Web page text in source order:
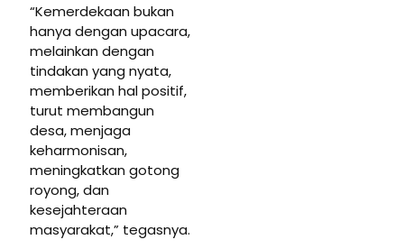
“Kemerdekaan bukan
hanya dengan upacara,
melainkan dengan
tindakan yang nyata,
memberikan hal positif,
turut membangun
desa, menjaga
keharmonisan,
meningkatkan gotong
royong, dan
kesejahteraan
masyarakat,” tegasnya.